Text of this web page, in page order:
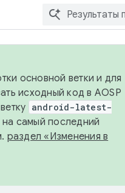
основной ветки и для
исходный код в AOSP
android-latest-
на самый последний
раздел «Изменения в